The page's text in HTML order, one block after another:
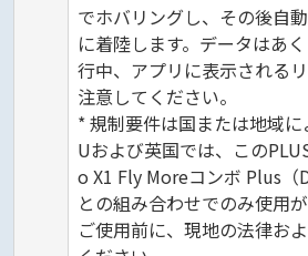
でホバリングし、その後自
に着陸します。データはあ
行中、アプリに表示される
注意してください。
* 規制要件は国または地域
Uおよび英国では、この
o X1 Fly Moreコンボ Plus（
との組み合わせでのみ使用
ご使用前に、現地の法律お